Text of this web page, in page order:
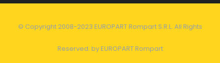
© Copyright 2008-2023 EUROPART Rompart S.R.L. All Rights
Reserved. byEUROPART Rompart